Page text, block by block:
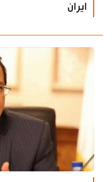
ايران